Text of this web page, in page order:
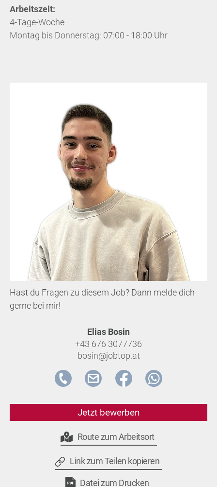
Arbeitszeit:
4-Tage-Woche
Montag bis Donnerstag: 07:00 - 18:00 Uhr
Hast du Fragen zu diesem Job? Dann melde dich
gerne bei mir!
Elias Bosin
+43 676 3077736
bosin@jobtop.at
Jetzt bewerben
Route zum Arbeitsort
Link zum Teilen kopieren
Datei zum Drucken